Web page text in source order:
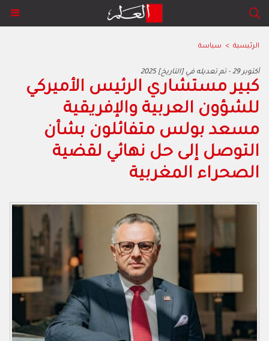
الرئيسية > سياسة
2025 أكتوبر 29 - تم تعديله في [التاريخ]
‬الصحراء‭ ‬المغربية